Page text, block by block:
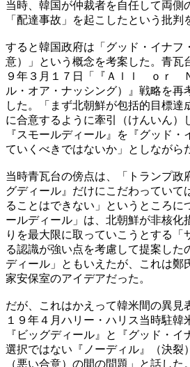
当時、韓国が仲裁者を自任して両側
「配達事故」を起こしたという批判
すると韓国政府は「グッド・イナフ
意）」という概念を考案した。青瓦
９年３月１７日「『Ａｌｌ ｏｒ
ル・オア・ナッシング）』戦略を再
した。「まず北朝鮮が包括的目標達
に合意するように牽引（けんいん）
『スモールディール』を『グッド・
ていくべきではないか」としながら
当時青瓦台の傍点は、「トランプ政
グディール』だけにこだわっていて
ることはできない」というところに
ールディール」は、北朝鮮が非核化
りを最大限に取っていこうとする「
る認識が強い点を考慮して提案した
ディール」ともいえたが、これは鄭
家安保室のアイデアだった。
だが、これはかえって韓米間の異見
１９年４月ハリー・ハリス当時駐韓
『ビッグディール』と『グッド・
選択ではない『ノーディル』（決裂
（悪い合意）の間の問題」と話した。